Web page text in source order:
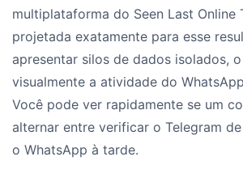
multiplataforma do Seen Last Online
projetada exatamente para esse
apresentar silos de dados isolados,
visualmente a atividade do
Você pode ver rapidamente se um
alternar entre verificar o Telegram
o WhatsApp à tarde.